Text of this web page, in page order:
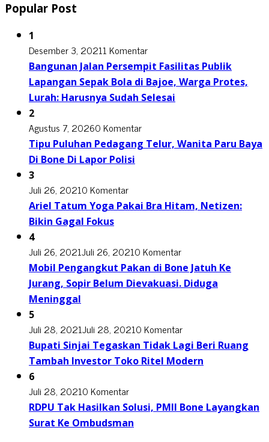
Popular Post
1
Desember 3, 20211 Komentar
Bangunan Jalan Persempit Fasilitas Publik
Lapangan Sepak Bola di Bajoe, Warga Protes,
Lurah: Harusnya Sudah Selesai
2
Agustus 7, 20260 Komentar
Tipu Puluhan Pedagang Telur, Wanita Paru Baya
Di Bone Di Lapor Polisi
3
Juli 26, 20210 Komentar
Ariel Tatum Yoga Pakai Bra Hitam, Netizen:
Bikin Gagal Fokus
4
Juli 26, 2021Juli 26, 20210 Komentar
Mobil Pengangkut Pakan di Bone Jatuh Ke
Jurang, Sopir Belum Dievakuasi. Diduga
Meninggal
5
Juli 28, 2021Juli 28, 20210 Komentar
Bupati Sinjai Tegaskan Tidak Lagi Beri Ruang
Tambah Investor Toko Ritel Modern
6
Juli 28, 20210 Komentar
RDPU Tak Hasilkan Solusi, PMII Bone Layangkan
Surat Ke Ombudsman